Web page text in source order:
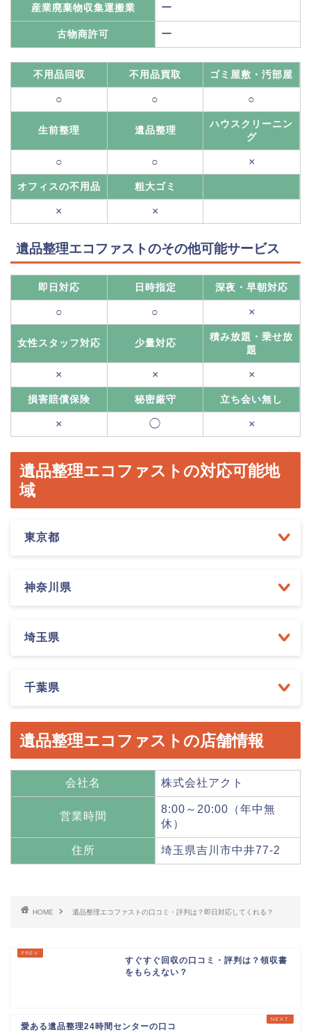
産業廃棄物収集運搬業 ー
古物商許可 ー
不用品回収 不用品買取 ゴミ屋敷・汚部屋
○ ○ ○
生前整理 遺品整理
ハウスクリーニン
グ
○ ○ ×
オフィスの不用品 粗大ゴミ
× ×
遺品整理エコファストのその他可能サービス
即日対応 日時指定 深夜・早朝対応
○ ○ ×
女性スタッフ対応 少量対応
積み放題・乗せ放
題
× × ×
損害賠償保険 秘密厳守 立ち会い無し
× ◯ ×
遺品整理エコファストの対応可能地
域
東京都
神奈川県
埼玉県
千葉県
遺品整理エコファストの店舗情報
会社名 株式会社アクト
営業時間
8:00～20:00（年中無
休）
住所 埼玉県吉川市中井77-2
HOME 遺品整理エコファストの口コミ・評判は？即日対応してくれる？
すぐすぐ回収の口コミ・評判は？領収書
をもらえない？
愛ある遺品整理24時間センターの口コ